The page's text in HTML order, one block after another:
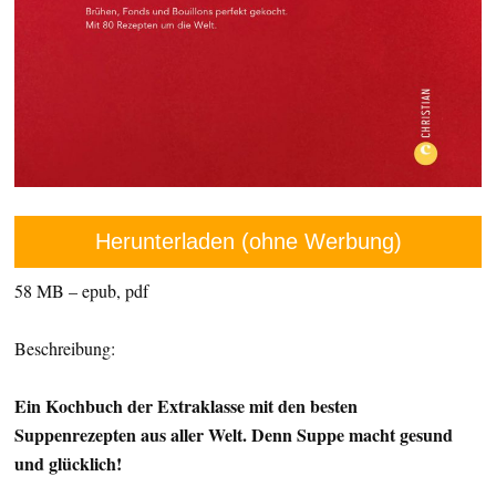
Herunterladen (ohne Werbung)
58 MB – epub, pdf
Beschreibung:
Ein Kochbuch der Extraklasse mit den besten
Suppenrezepten aus aller Welt. Denn Suppe macht gesund
und glücklich!